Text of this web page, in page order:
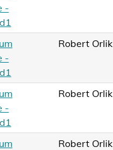
-
-
Robert Orlik
-
Robert Orlik
Robert Orlik